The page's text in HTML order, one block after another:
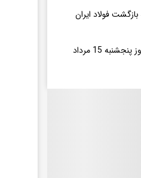
فولاد ایران
قیمت مرغ امروز پنجشنبه 15 مرداد